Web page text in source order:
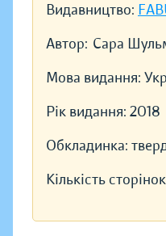
Видавництво:
Автор: Сара
Мова видання:
Рік видання: 2018
Обкладинка:
Кількість